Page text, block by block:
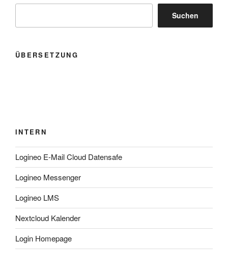
Suchen
ÜBERSETZUNG
INTERN
Logineo E-Mail Cloud Datensafe
Logineo Messenger
Logineo LMS
Nextcloud Kalender
Login Homepage